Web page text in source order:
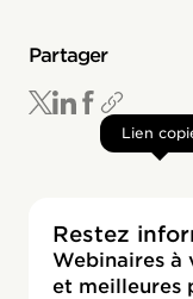
Partager
Lien
Restez
Webinaires à
et meilleures